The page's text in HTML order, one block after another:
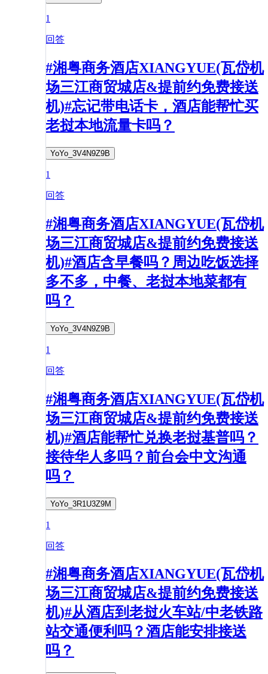
1
回答
#湘粤商务酒店XIANGYUE(瓦岱机
场三江商贸城店&提前约免费接送
机)#忘记带电话卡，酒店能帮忙买
老挝本地流量卡吗？
YoYo_3V4N9Z9B
1
回答
#湘粤商务酒店XIANGYUE(瓦岱机
场三江商贸城店&提前约免费接送
机)#酒店含早餐吗？周边吃饭选择
多不多，中餐、老挝本地菜都有
吗？
YoYo_3V4N9Z9B
1
回答
#湘粤商务酒店XIANGYUE(瓦岱机
场三江商贸城店&提前约免费接送
机)#酒店能帮忙兑换老挝基普吗？
接待华人多吗？前台会中文沟通
吗？
YoYo_3R1U3Z9M
1
回答
#湘粤商务酒店XIANGYUE(瓦岱机
场三江商贸城店&提前约免费接送
机)#从酒店到老挝火车站/中老铁路
站交通便利吗？酒店能安排接送
吗？